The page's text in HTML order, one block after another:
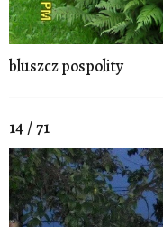
bluszcz pospolity
14 / 71